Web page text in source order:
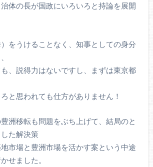
体の長が国政にいろいろと持論を展開
をうけることなく、知事としての身分
、説得力はないですし、まずは東京都
と思われても仕方がありません！
洲移転も問題をぶち上げて、結局のと
た解決策
市場と豊洲市場を活かす案という中途
せました。